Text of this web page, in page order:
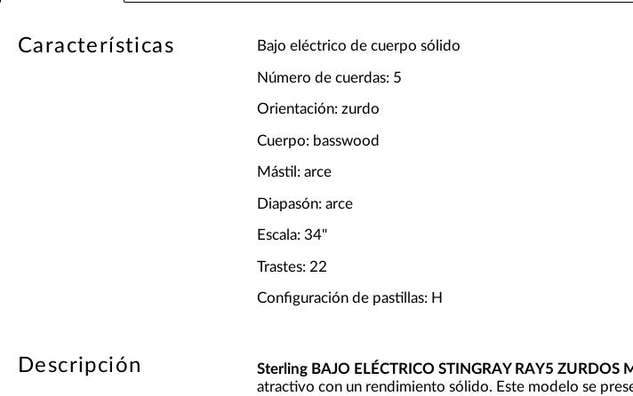
Características Bajo eléctrico de cuerpo sólido
Número de cuerdas: 5
Orientación: zurdo
Cuerpo: basswood
Mástil: arce
Diapasón: arce
Escala: 34"
Trastes: 22
Configuración de pastillas: H
Descripción Sterling BAJO ELÉCTRICO STINGRAY RAY5 ZURDOS
atractivo con un rendimiento sólido. Este modelo se